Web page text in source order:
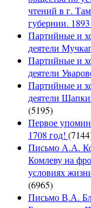
чтений в г.
губернии.
Партийные и
деятели
Партийные и
деятели
Партийные и
деятели
(5195)
Первое
1708 год!
Письмо А.А.
Комлеву на
условиях
(6965)
Письмо В.А.